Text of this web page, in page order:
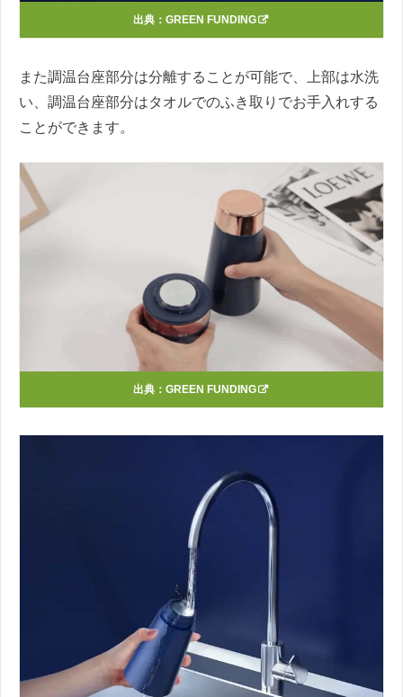
出典： GREEN FUNDING
また調温台座部分は分離することが可能で、上部は水洗
い、調温台座部分はタオルでのふき取りでお手入れする
ことができます。
出典： GREEN FUNDING